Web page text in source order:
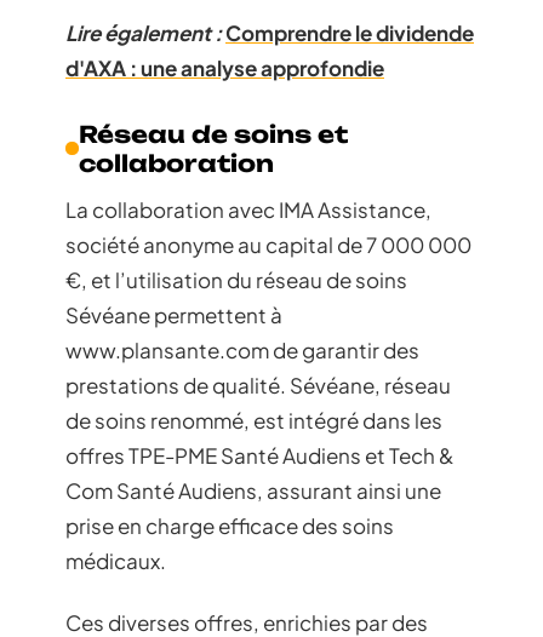
Lire également :Comprendre le dividende
d'AXA : une analyse approfondie
Réseau de soins et
collaboration
La collaboration avec IMA Assistance,
société anonyme au capital de 7 000 000
€, et l’utilisation du réseau de soins
Sévéane permettent à
www.plansante.com de garantir des
prestations de qualité. Sévéane, réseau
de soins renommé, est intégré dans les
offres TPE-PME Santé Audiens et Tech &
Com Santé Audiens, assurant ainsi une
prise en charge efficace des soins
médicaux.
Ces diverses offres, enrichies par des